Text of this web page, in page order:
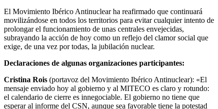
El Movimiento Ibérico Antinuclear ha reafirmado que continuará
movilizándose en todos los territorios para evitar cualquier intento de
prolongar el funcionamiento de unas centrales envejecidas,
subrayando la acción de hoy como un reflejo del clamor social que
exige, de una vez por todas, la jubilación nuclear.
Declaraciones de algunas organizaciones participantes:
Cristina Rois (portavoz del Movimiento Ibérico Antinuclear): «El
mensaje enviado hoy al gobierno y al MITECO es claro y rotundo:
el calendario de cierre es innegociable. El gobierno no tiene que
esperar al informe del CSN, aunque sea favorable tiene la potestad